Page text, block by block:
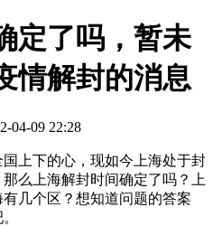
定了吗，暂未
情解封的消息
04-09 22:28
国上下的心，现如今上海处于封
么上海解封时间确定了吗？上
几个区？想知道问题的答案